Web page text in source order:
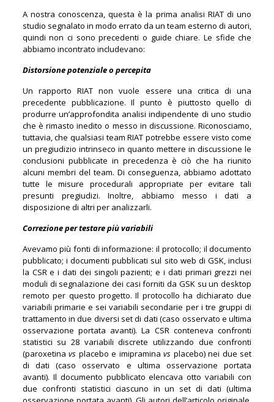
A nostra conoscenza, questa è la prima analisi RIAT di uno
studio segnalato in modo errato da un team esterno di autori,
quindi non ci sono precedenti o guide chiare. Le sfide che
abbiamo incontrato includevano:
Distorsione potenziale o percepita
Un rapporto RIAT non vuole essere una critica di una
precedente pubblicazione. Il punto è piuttosto quello di
produrre un’approfondita analisi indipendente di uno studio
che è rimasto inedito o messo in discussione. Riconosciamo,
tuttavia, che qualsiasi team RIAT potrebbe essere visto come
un pregiudizio intrinseco in quanto mettere in discussione le
conclusioni pubblicate in precedenza è ciò che ha riunito
alcuni membri del team. Di conseguenza, abbiamo adottato
tutte le misure procedurali appropriate per evitare tali
presunti pregiudizi. Inoltre, abbiamo messo i dati a
disposizione di altri per analizzarli.
Correzione per testare più variabili
Avevamo più fonti di informazione: il protocollo; il documento
pubblicato; i documenti pubblicati sul sito web di GSK, inclusi
la CSR e i dati dei singoli pazienti; e i dati primari grezzi nei
moduli di segnalazione dei casi forniti da GSK su un desktop
remoto per questo progetto. Il protocollo ha dichiarato due
variabili primarie e sei variabili secondarie per i tre gruppi di
trattamento in due diversi set di dati (caso osservato e ultima
osservazione portata avanti). La CSR conteneva confronti
statistici su 28 variabili discrete utilizzando due confronti
(paroxetinavs placebo e imipraminavs placebo) nei due set
di dati (caso osservato e ultima osservazione portata
avanti). Il documento pubblicato elencava otto variabili con
due confronti statistici ciascuno in un set di dati (ultima